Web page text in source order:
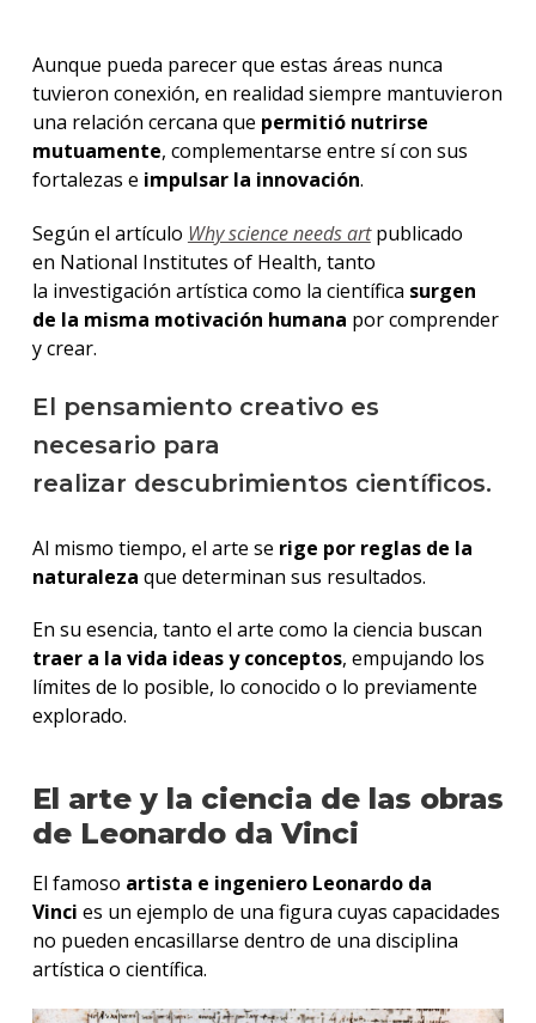
Aunque pueda parecer que estas áreas nunca
tuvieron conexión, en realidad siempre mantuvieron
una relación cercana que permitió nutrirse
mutuamente, complementarse entre sí con sus
fortalezas e impulsar la innovación.
Según el artículo Why science needs artpublicado
en National Institutes of Health, tanto
la investigación artística como la científica surgen
de la misma motivación humana por comprender
y crear.
El pensamiento creativo es
necesario para
realizar descubrimientos científicos.
Al mismo tiempo, el arte se rige por reglas de la
naturaleza que determinan sus resultados.
En su esencia, tanto el arte como la ciencia buscan
traer a la vida ideas y conceptos, empujando los
límites de lo posible, lo conocido o lo previamente
explorado.
El arte y la ciencia de las obras
de Leonardo da Vinci
El famoso artista e ingeniero Leonardo da
Vinci es un ejemplo de una figura cuyas capacidades
no pueden encasillarse dentro de una disciplina
artística o científica.